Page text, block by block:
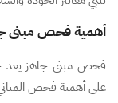
أهمية فحص مبنى
فحص مبنى جاهز يعد
على أهمية فحص